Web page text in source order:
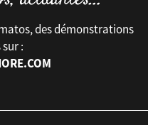
des démonstrations
: